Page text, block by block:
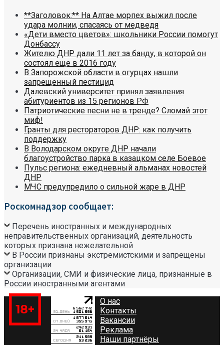
**Заголовок:** На Алтае морпех выжил после
удара молнии, спасаясь от медведя
«Дети вместо цветов»: школьники России помогут
Донбассу
Жителю ДНР дали 11 лет за банду, в которой он
состоял еще в 2016 году
В Запорожской области в огурцах нашли
запрещенный пестицид
Далевский университет принял заявления
абитуриентов из 15 регионов РФ
Патриотические песни не в тренде? Сломай этот
миф!
Гранты для рестораторов ДНР: как получить
поддержку
В Володарском округе ДНР начали
благоустройство парка в казацком селе Боевое
Пульс региона: ежедневный альманах новостей
ДНР
МЧС предупредило о сильной жаре в ДНР
Роскомнадзор сообщает:
Перечень иностранных и международных
неправительственных организаций, деятельность
которых признана нежелательной
В России признаны экстремистскими и запрещены
организации
Организации, СМИ и физические лица, признанные в
России иностранными агентами
О нас
Контакты
Вакансии
Реклама
Наши партнёры